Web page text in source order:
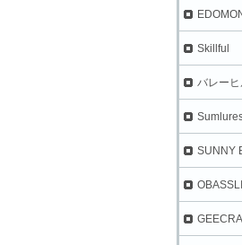
Skillful
バレー
SUNNY